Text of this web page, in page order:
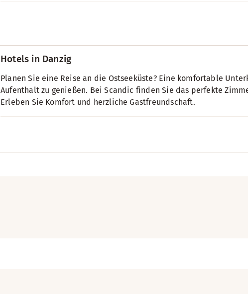
Hotels in Danzig
Planen Sie eine Reise an die Ostseeküste? Eine komfortable
Aufenthalt zu genießen. Bei Scandic finden Sie das perfekte
Erleben Sie Komfort und herzliche Gastfreundschaft.